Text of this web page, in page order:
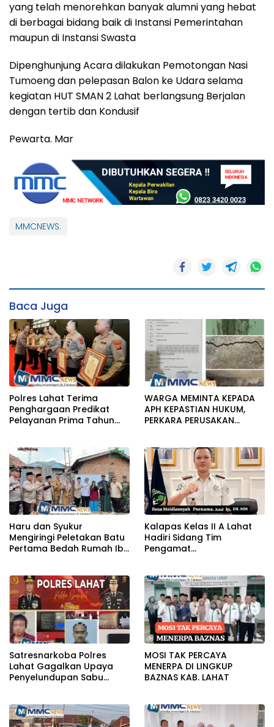
yang telah menorehkan banyak alumni yang hebat
di berbagai bidang baik di Instansi Pemerintahan
maupun di Instansi Swasta
Dipenghunjung Acara dilakukan Pemotongan Nasi
Tumoeng dan pelepasan Balon ke Udara selama
kegiatan HUT SMAN 2 Lahat berlangsung Berjalan
dengan tertib dan Kondusif
Pewarta. Mar
MMCNEWS.
Baca Juga
Polres Lahat Terima
Penghargaan Predikat
Pelayanan Prima Tahun
WARGA MEMINTA KEPADA
APH KEPASTIAN HUKUM,
PERKARA PERUSAKAN
Haru dan Syukur
Mengiringi Peletakan Batu
Pertama Bedah Rumah Ibu
Kalapas Kelas II A Lahat
Hadiri Sidang Tim
Pengamat
DirJenPas Sumsel Dan
Bapas Kelas II Lahat
Satresnarkoba Polres
Lahat Gagalkan Upaya
Penyelundupan Sabu
MOSI TAK PERCAYA
MENERPA DI LINGKUP
BAZNAS KAB. LAHAT